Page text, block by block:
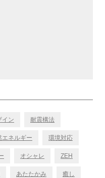
イン 耐震構法
エネルギー 環境対応
オシャレ ZEH
あたたかみ 癒し